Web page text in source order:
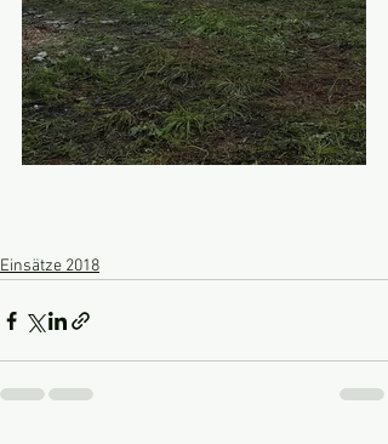
Einsätze 2018